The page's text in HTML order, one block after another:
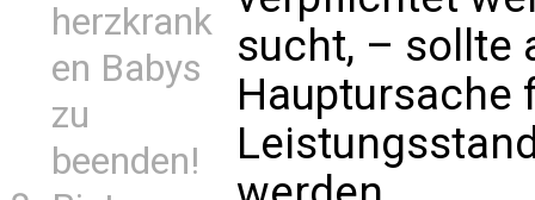
herzkrank
en Babys
zu
beenden!
sucht, – sollte
Hauptursache